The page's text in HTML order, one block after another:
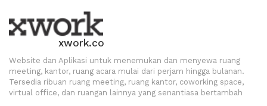
xwork.co
Website dan Aplikasi untuk menemukan dan menyewa ruang
meeting, kantor, ruang acara mulai dari perjam hingga bulanan.
Tersedia ribuan ruang meeting, ruang kantor, coworking space,
virtual office, dan ruangan lainnya yang senantiasa bertambah